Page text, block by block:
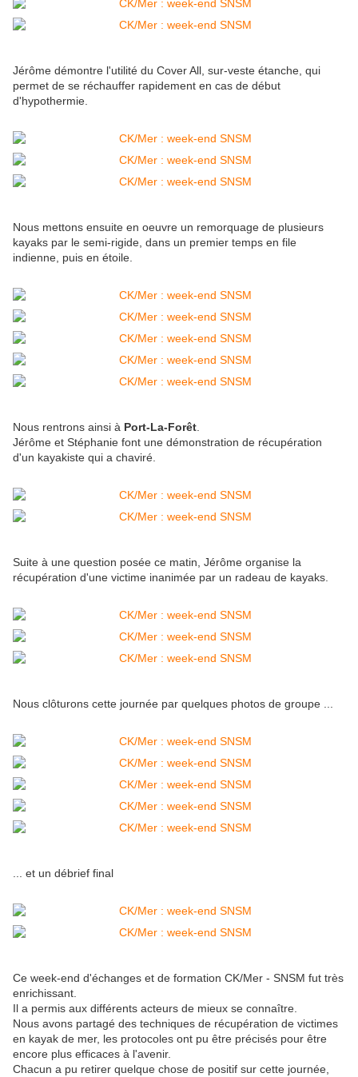
Jérôme démontre l'utilité du Cover All, sur-veste étanche, qui
permet de se réchauffer rapidement en cas de début
d'hypothermie.
Nous mettons ensuite en oeuvre un remorquage de plusieurs
kayaks par le semi-rigide, dans un premier temps en file
indienne, puis en étoile.
Nous rentrons ainsi à Port-La-Forêt
Jérôme et Stéphanie font une démonstration de récupération
d'un kayakiste qui a chaviré.
Suite à une question posée ce matin, Jérôme organise la
récupération d'une victime inanimée par un radeau de kayaks.
Nous clôturons cette journée par quelques photos de groupe ...
... et un débrief final
Ce week-end d'échanges et de formation CK/Mer - SNSM fut très
enrichissant.
Il a permis aux différents acteurs de mieux se connaître.
Nous avons partagé des techniques de récupération de victimes
en kayak de mer, les protocoles ont pu être précisés pour être
encore plus efficaces à l'avenir.
Chacun a pu retirer quelque chose de positif sur cette journée,